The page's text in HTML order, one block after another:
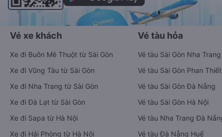
Vé xe khách
Xe đi Buôn Mê Thuột từ Sài Gòn
Xe đi Vũng Tàu từ Sài Gòn
Xe đi Nha Trang từ Sài Gòn
Xe đi Đà Lạt từ Sài Gòn
Xe đi Sapa từ Hà Nội
Xe đi Hải Phòng từ Hà Nội
Vé tàu hỏa
Vé tàu Sài Gòn Nha Trang
Vé tàu Sài Gòn Phan Thiết
Vé tàu Sài Gòn Đà Nẵng
Vé tàu Sài Gòn Hà Nội
Vé tàu Nha Trang Đà
Vé tàu Đà Nẵng Huế